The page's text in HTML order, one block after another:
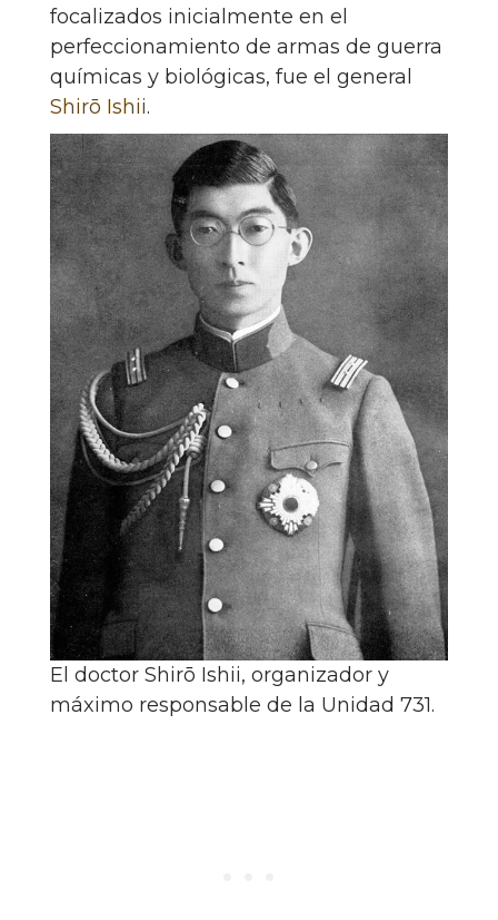
focalizados inicialmente en el
perfeccionamiento de armas de guerra
químicas y biológicas, fue el general
Shirō Ishii.
El doctor Shirō Ishii, organizador y
máximo responsable de la Unidad 731.